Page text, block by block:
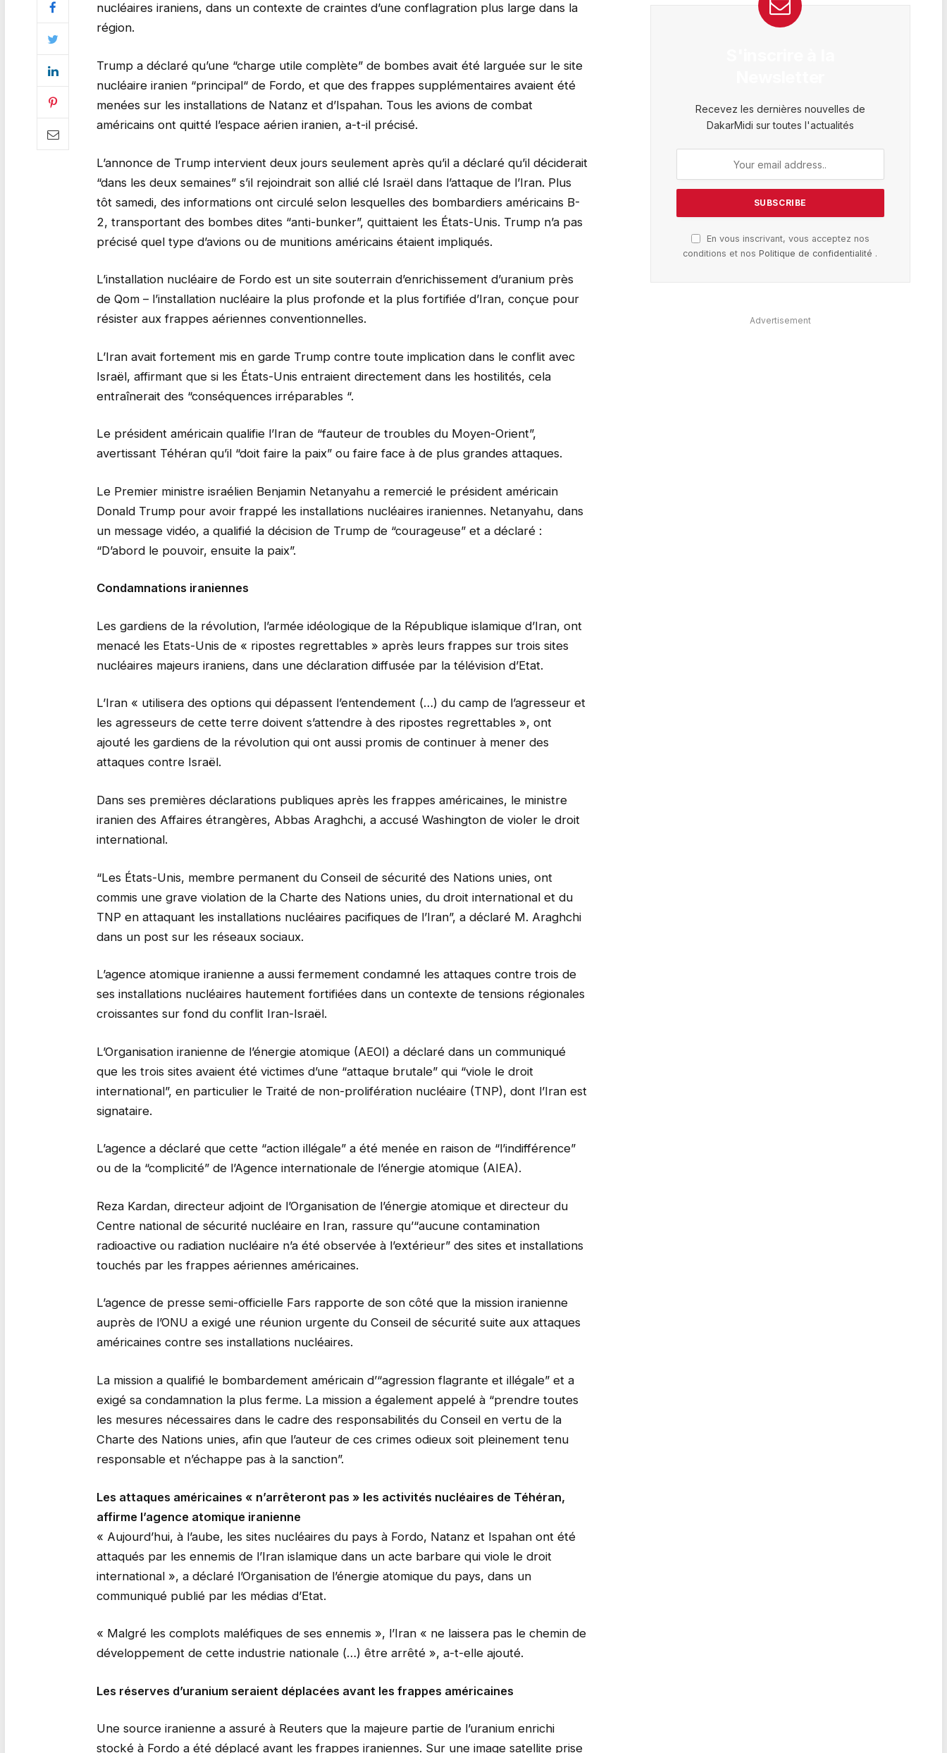
nucléaires iraniens, dans un contexte de craintes d’une conflagration plus large dans la
région.
Trump a déclaré qu’une “charge utile complète” de bombes avait été larguée sur le site
nucléaire iranien “principal“ de Fordo, et que des frappes supplémentaires avaient été
menées sur les installations de Natanz et d’Ispahan. Tous les avions de combat
américains ont quitté l’espace aérien iranien, a-t-il précisé.
L’annonce de Trump intervient deux jours seulement après qu’il a déclaré qu’il déciderait
“dans les deux semaines” s’il rejoindrait son allié clé Israël dans l’attaque de l’Iran. Plus
tôt samedi, des informations ont circulé selon lesquelles des bombardiers américains B-
2, transportant des bombes dites “anti-bunker”, quittaient les États-Unis. Trump n’a pas
précisé quel type d’avions ou de munitions américains étaient impliqués.
L’installation nucléaire de Fordo est un site souterrain d’enrichissement d’uranium près
de Qom – l’installation nucléaire la plus profonde et la plus fortifiée d’Iran, conçue pour
résister aux frappes aériennes conventionnelles.
L’Iran avait fortement mis en garde Trump contre toute implication dans le conflit avec
Israël, affirmant que si les États-Unis entraient directement dans les hostilités, cela
entraînerait des “conséquences irréparables “.
Le président américain qualifie l’Iran de “fauteur de troubles du Moyen-Orient”,
avertissant Téhéran qu’il “doit faire la paix” ou faire face à de plus grandes attaques.
Le Premier ministre israélien Benjamin Netanyahu a remercié le président américain
Donald Trump pour avoir frappé les installations nucléaires iraniennes. Netanyahu, dans
un message vidéo, a qualifié la décision de Trump de “courageuse” et a déclaré :
“D’abord le pouvoir, ensuite la paix”.
Condamnations iraniennes
Les gardiens de la révolution, l’armée idéologique de la République islamique d’Iran, ont
menacé les Etats-Unis de « ripostes regrettables » après leurs frappes sur trois sites
nucléaires majeurs iraniens, dans une déclaration diffusée par la télévision d’Etat.
L’Iran « utilisera des options qui dépassent l’entendement (…) du camp de l’agresseur et
les agresseurs de cette terre doivent s’attendre à des ripostes regrettables », ont
ajouté les gardiens de la révolution qui ont aussi promis de continuer à mener des
attaques contre Israël.
Dans ses premières déclarations publiques après les frappes américaines, le ministre
iranien des Affaires étrangères, Abbas Araghchi, a accusé Washington de violer le droit
international.
“Les États-Unis, membre permanent du Conseil de sécurité des Nations unies, ont
commis une grave violation de la Charte des Nations unies, du droit international et du
TNP en attaquant les installations nucléaires pacifiques de l’Iran”, a déclaré M. Araghchi
dans un post sur les réseaux sociaux.
L’agence atomique iranienne a aussi fermement condamné les attaques contre trois de
ses installations nucléaires hautement fortifiées dans un contexte de tensions régionales
croissantes sur fond du conflit Iran-Israël.
L’Organisation iranienne de l’énergie atomique (AEOI) a déclaré dans un communiqué
que les trois sites avaient été victimes d’une “attaque brutale” qui “viole le droit
international”, en particulier le Traité de non-prolifération nucléaire (TNP), dont l’Iran est
signataire.
L’agence a déclaré que cette “action illégale” a été menée en raison de “l’indifférence”
ou de la “complicité” de l’Agence internationale de l’énergie atomique (AIEA).
Reza Kardan, directeur adjoint de l’Organisation de l’énergie atomique et directeur du
Centre national de sécurité nucléaire en Iran, rassure qu’“aucune contamination
radioactive ou radiation nucléaire n’a été observée à l’extérieur” des sites et installations
touchés par les frappes aériennes américaines.
L’agence de presse semi-officielle Fars rapporte de son côté que la mission iranienne
auprès de l’ONU a exigé une réunion urgente du Conseil de sécurité suite aux attaques
américaines contre ses installations nucléaires.
La mission a qualifié le bombardement américain d’“agression flagrante et illégale” et a
exigé sa condamnation la plus ferme. La mission a également appelé à “prendre toutes
les mesures nécessaires dans le cadre des responsabilités du Conseil en vertu de la
Charte des Nations unies, afin que l’auteur de ces crimes odieux soit pleinement tenu
responsable et n’échappe pas à la sanction”.
Les attaques américaines « n’arrêteront pas » les activités nucléaires de Téhéran,
affirme l’agence atomique iranienne
« Aujourd’hui, à l’aube, les sites nucléaires du pays à Fordo, Natanz et Ispahan ont été
attaqués par les ennemis de l’Iran islamique dans un acte barbare qui viole le droit
international », a déclaré l’Organisation de l’énergie atomique du pays, dans un
communiqué publié par les médias d’Etat.
« Malgré les complots maléfiques de ses ennemis », l’Iran « ne laissera pas le chemin de
développement de cette industrie nationale (…) être arrêté », a-t-elle ajouté.
Les réserves d’uranium seraient déplacées avant les frappes américaines
Une source iranienne a assuré à Reuters que la majeure partie de l’uranium enrichi
stocké à Fordo a été déplacé avant les frappes iraniennes. Sur une image satellite prise
Recevez les dernières nouvelles de
DakarMidi sur toutes l'actualités
En vous inscrivant, vous acceptez nos
conditions et nosPolitique de confidentialité .
Advertisement